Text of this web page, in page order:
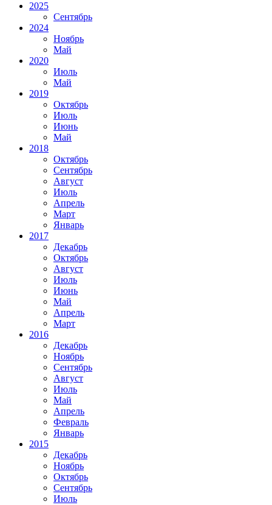
2025
Сентябрь
2024
Ноябрь
Май
2020
Июль
Май
2019
Октябрь
Июль
Июнь
Май
2018
Октябрь
Сентябрь
Август
Июль
Апрель
Март
Январь
2017
Декабрь
Октябрь
Август
Июль
Июнь
Май
Апрель
Март
2016
Декабрь
Ноябрь
Сентябрь
Август
Июль
Май
Апрель
Февраль
Январь
2015
Декабрь
Ноябрь
Октябрь
Сентябрь
Июль